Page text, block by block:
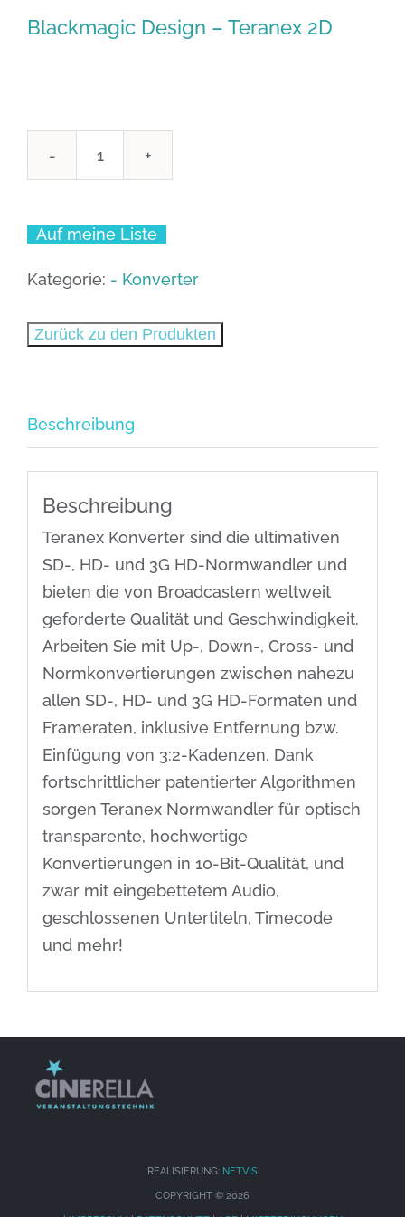
Blackmagic Design – Teranex 2D
Blackmagic
-
Teranex
2D
Auf meine Liste
Kategorie: - Konverter
Zurück zu den Produkten
Beschreibung
Beschreibung
Teranex Konverter sind die ultimativen
SD-, HD- und 3G HD-Normwandler und
bieten die von Broadcastern weltweit
geforderte Qualität und Geschwindigkeit.
Arbeiten Sie mit Up-, Down-, Cross- und
Normkonvertierungen zwischen nahezu
allen SD-, HD- und 3G HD-Formaten und
Frameraten, inklusive Entfernung bzw.
Einfügung von 3:2-Kadenzen. Dank
fortschrittlicher patentierter Algorithmen
sorgen Teranex Normwandler für optisch
transparente, hochwertige
Konvertierungen in 10-Bit-Qualität, und
zwar mit eingebettetem Audio,
geschlossenen Untertiteln, Timecode
und mehr!
REALISIERUNG: NETVIS
COPYRIGHT © 2026